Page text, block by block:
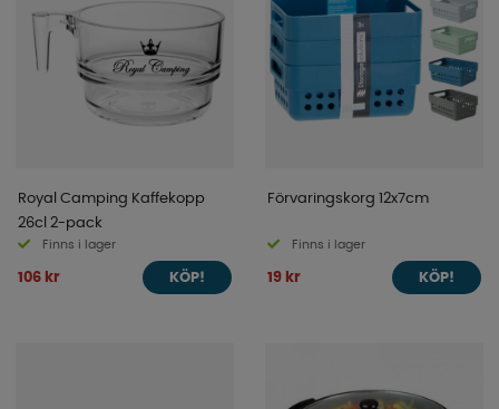
Royal Camping Kaffekopp
26cl 2-pack
Finns i lager
106 kr KÖP!
Förvaringskorg 12x7cm
Finns i lager
19 kr KÖP!